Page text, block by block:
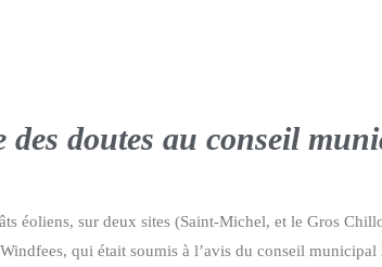
doutes au conseil
éoliens, sur deux sites (Saint-Michel, et le Gros
qui était soumis à l’avis du conseil